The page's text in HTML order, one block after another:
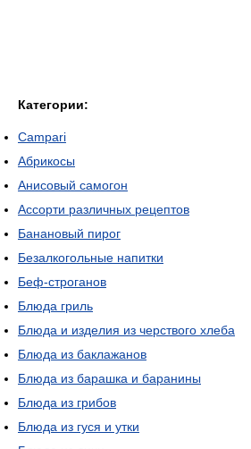
Категории:
Campari
Абрикосы
Анисовый самогон
Ассорти различных рецептов
Банановый пирог
Безалкогольные напитки
Беф-строганов
Блюда гриль
Блюда и изделия из черствого хлеба
Блюда из баклажанов
Блюда из барашка и баранины
Блюда из грибов
Блюда из гуся и утки